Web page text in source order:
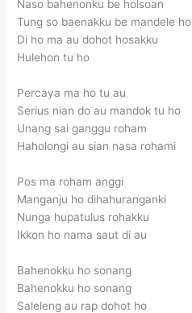
Naso bahenonku be holsoan
Tung so baenakku be mandele ho
Di ho ma au dohot hosakku
Hulehon tu ho
Percaya ma ho tu au
Serius nian do au mandok tu ho
Unang sai ganggu roham
Haholongi au sian nasa rohami
Pos ma roham anggi
Manganju ho dihahuranganki
Nunga hupatulus rohakku
Ikkon ho nama saut di au
Bahenokku ho sonang
Bahenokku ho sonang
Saleleng au rap dohot ho